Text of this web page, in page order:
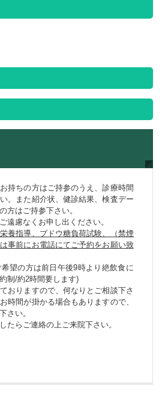
持ちの方はご持参のうえ、診療時間
。また紹介状、健診結果、検査デー
方はご持参下さい。
遠慮なくお申し出ください。
養指導、ブドウ糖負荷試験、（禁煙
事前にお電話にてご予約をお願い致
望の方は前日午後9時より絶飲食に
制/約2時間要します)
おりますので、何なりとご相談下さ
時間が掛かる場合もありますので、
さい。
たらご連絡の上ご来院下さい。